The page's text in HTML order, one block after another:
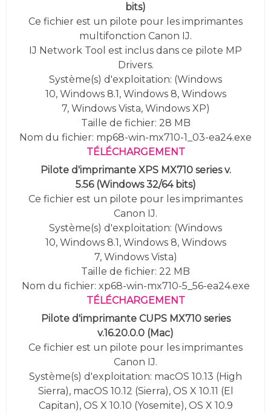
bits)
Ce fichier est un pilote pour les imprimantes
multifonction Canon IJ.
IJ Network Tool est inclus dans ce pilote MP
Drivers.
Système(s) d'exploitation: (Windows
10, Windows 8.1, Windows 8, Windows
7, Windows Vista, Windows XP)
Taille de fichier: 28 MB
Nom du fichier: mp68-win-mx710-1_03-ea24.exe
TÉLÉCHARGEMENT
Pilote d'imprimante XPS MX710 series v.
5.56 (Windows 32/64 bits)
Ce fichier est un pilote pour les imprimantes
Canon IJ.
Système(s) d'exploitation: (Windows
10, Windows 8.1, Windows 8, Windows
7, Windows Vista)
Taille de fichier: 22 MB
Nom du fichier: xp68-win-mx710-5_56-ea24.exe
TÉLÉCHARGEMENT
Pilote d'imprimante CUPS MX710 series
v.16.20.0.0 (Mac)
Ce fichier est un pilote pour les imprimantes
Canon IJ.
Système(s) d'exploitation: macOS 10.13 (High
Sierra), macOS 10.12 (Sierra), OS X 10.11 (El
Capitan), OS X 10.10 (Yosemite), OS X 10.9